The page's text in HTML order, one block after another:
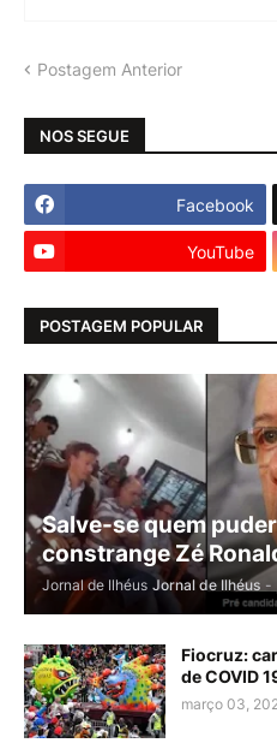
Postagem Anterior
NOS SEGUE
Facebook
YouTube
POSTAGEM POPULAR
Salve-se quem
constrange Zé
Jornal de Ilhéus Jornal de Ilhéus -
Fiocruz:
de COVID
março 03,